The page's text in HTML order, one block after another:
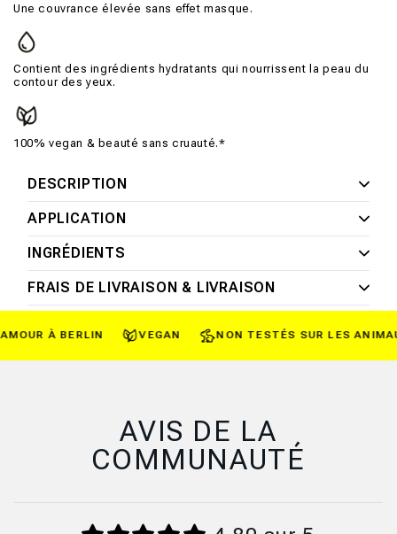
Une couvrance élevée sans effet masque.
Contient des ingrédients hydratants qui nourrissent la peau du
contour des yeux.
100% vegan & beauté sans cruauté.*
DESCRIPTION
APPLICATION
INGRÉDIENTS
FRAIS DE LIVRAISON & LIVRAISON
À BERLIN VEGAN NON TESTÉS SUR LES
AVIS DE LA
COMMUNAUTÉ